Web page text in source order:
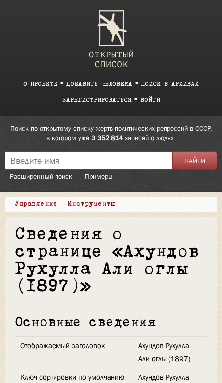
О ПРОЕКТЕ ДОБАВИТЬ ЧЕЛОВЕКА ПОИСК В АРХИВАХ
ЗАРЕГИСТРИРОВАТЬСЯ ВОЙТИ
Поиск по открытому списку жертв политических репрессий в СССР,
в котором уже 3 352 814записей о людях.
Расширенный поиск Примеры
Управление Инструменты
Сведения о
странице «Ахундов
Рухулла Али оглы
(1897)»
Основные сведения
Отображаемый заголовок
Ахундов Рухулла
Али оглы (1897)
Ключ сортировки по умолчанию
Ахундов Рухулла